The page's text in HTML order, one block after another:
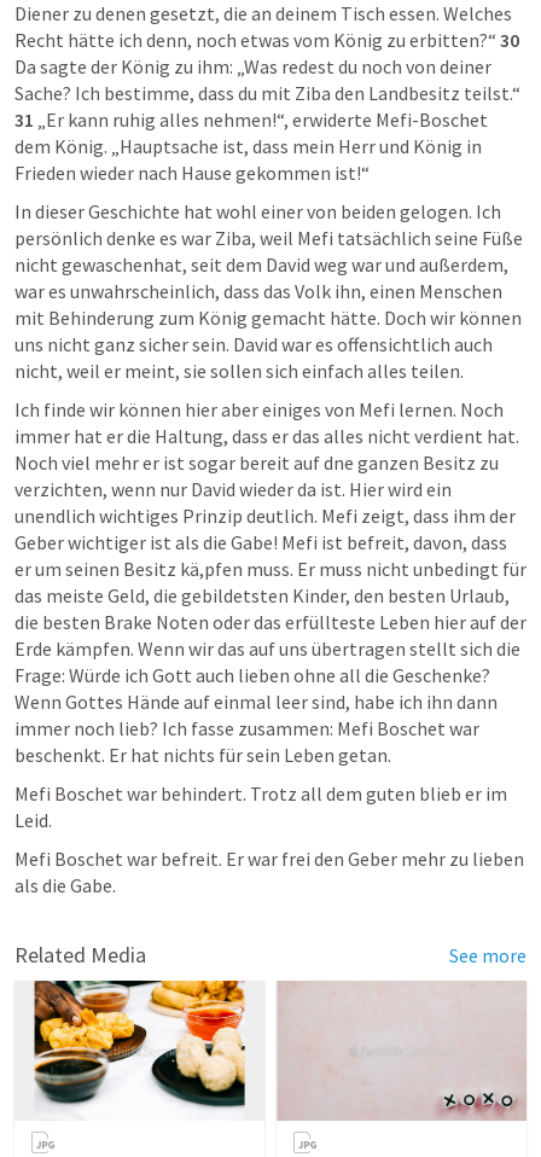
Diener zu denen gesetzt, die an deinem Tisch essen. Welches
Recht hätte ich denn, noch etwas vom König zu erbitten?“ 30
Da sagte der König zu ihm: „Was redest du noch von deiner
31 „Er kann ruhig alles nehmen!“, erwiderte Mefi-Boschet
dem König. „Hauptsache ist, dass mein Herr und König in
Frieden wieder nach Hause gekommen ist!“
In dieser Geschichte hat wohl einer von beiden gelogen. Ich
persönlich denke es war Ziba, weil Mefi tatsächlich seine Füße
nicht gewaschenhat, seit dem David weg war und außerdem,
war es unwahrscheinlich, dass das Volk ihn, einen Menschen
mit Behinderung zum König gemacht hätte. Doch wir können
uns nicht ganz sicher sein. David war es offensichtlich auch
nicht, weil er meint, sie sollen sich einfach alles teilen.
Ich finde wir können hier aber einiges von Mefi lernen. Noch
immer hat er die Haltung, dass er das alles nicht verdient hat.
Noch viel mehr er ist sogar bereit auf dne ganzen Besitz zu
verzichten, wenn nur David wieder da ist. Hier wird ein
unendlich wichtiges Prinzip deutlich. Mefi zeigt, dass ihm der
Geber wichtiger ist als die Gabe! Mefi ist befreit, davon, dass
er um seinen Besitz kä,pfen muss. Er muss nicht unbedingt für
das meiste Geld, die gebildetsten Kinder, den besten Urlaub,
die besten Brake Noten oder das erfüllteste Leben hier auf der
Erde kämpfen. Wenn wir das auf uns übertragen stellt sich die
Frage: Würde ich Gott auch lieben ohne all die Geschenke?
Wenn Gottes Hände auf einmal leer sind, habe ich ihn dann
immer noch lieb? Ich fasse zusammen: Mefi Boschet war
beschenkt. Er hat nichts für sein Leben getan.
Mefi Boschet war behindert. Trotz all dem guten blieb er im
Leid.
Mefi Boschet war befreit. Er war frei den Geber mehr zu lieben
als die Gabe.
Related Media See more